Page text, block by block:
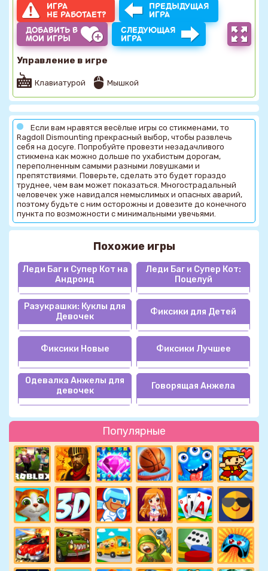
Популярные
ИГРА
НЕ РАБОТАЕТ?
ПРЕДЫДУЩАЯ
ИГРА
ДОБАВИТЬ В
МОИ ИГРЫ
СЛЕДУЮЩАЯ
ИГРА
Управление в игре
Клавиатурой Мышкой
Если вам нравятся весёлые игры со стикменами, то
Ragdoll Dismounting прекрасный выбор, чтобы развлечь
себя на досуге. Попробуйте провезти незадачливого
стикмена как можно дольше по ухабистым дорогам,
переполненным самыми разными ловушками и
препятствиями. Поверьте, сделать это будет гораздо
труднее, чем вам может показаться. Многострадальный
человечек уже навидался немыслимых и опасных аварий,
поэтому будьте с ним осторожны и довезите до конечного
пункта по возможности с минимальными увечьями.
Похожие игры
Леди Баг и Супер Кот на
Андроид
Леди Баг и Супер Кот:
Поцелуй
Разукрашки: Куклы для
Девочек
Фиксики для Детей
Фиксики Новые Фиксики Лучшее
Одевалка Анжелы для
девочек
Говорящая Анжела